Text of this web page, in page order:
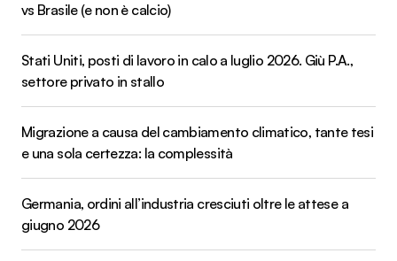
vs Brasile (e non è calcio)
Stati Uniti, posti di lavoro in calo a luglio 2026. Giù P.A.,
settore privato in stallo
Migrazione a causa del cambiamento climatico, tante tesi
e una sola certezza: la complessità
Germania, ordini all’industria cresciuti oltre le attese a
giugno 2026